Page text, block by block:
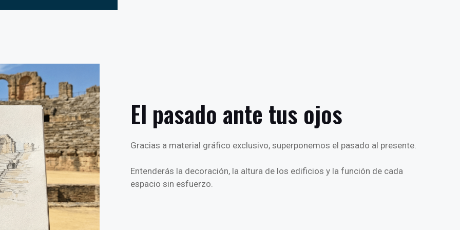
El pasado ante tus ojos
Gracias a material gráfico exclusivo, superponemos el pasado al presente.
Entenderás la decoración, la altura de los edificios y la función de cada
espacio sin esfuerzo.